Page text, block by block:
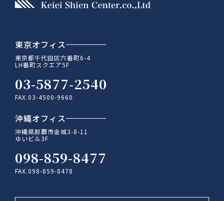
東京オフィス
東京都千代田区六番町6-4
LH番町スクエア5F
03-5877-2540
FAX.03-4500-9660
沖縄オフィス
沖縄県那覇市金城3-8-11
ゆいビル3F
098-859-8477
FAX.098-859-8478